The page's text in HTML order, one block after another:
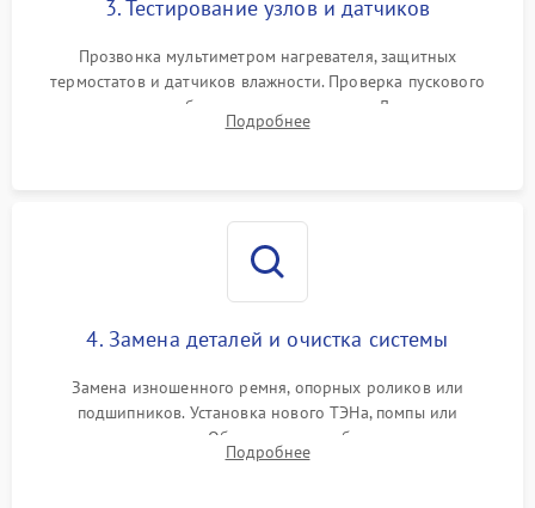
3. Тестирование узлов и датчиков
Прозвонка мультиметром нагревателя, защитных
термостатов и датчиков влажности. Проверка пускового
конденсатора, обмоток мотора и помпы. Для машин с
тепловым насосом — диагностика работы компрессора и
Подробнее
4. Замена деталей и очистка системы
Замена изношенного ремня, опорных роликов или
подшипников. Установка нового ТЭНа, помпы или
термодатчиков. Обязательная глубокая очистка
конденсатора, крыльчатки вентилятора и воздуховодов от
Подробнее